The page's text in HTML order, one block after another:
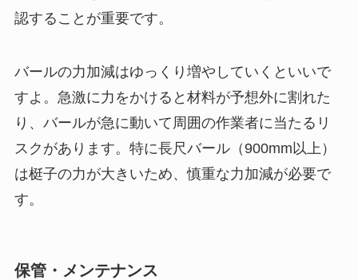
認することが重要です。
バールの力加減はゆっくり増やしていくといいで
すよ。急激に力をかけると材料が予想外に割れた
り、バールが急に動いて周囲の作業者に当たるリ
スクがあります。特に長尺バール（900mm以上）
は梃子の力が大きいため、慎重な力加減が必要で
す。
保管・メンテナンス